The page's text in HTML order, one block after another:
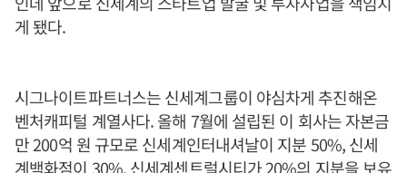
게 됐다.
시그나이트파트너스는 신세계그룹이 야심차게 추진해온
벤처캐피털 계열사다. 올해 7월에 설립된 이 회사는 자본금
만 200억 원 규모로 신세계인터내셔날이 지분 50%, 신세
계백화점이 30%, 신세계센트럴시티가 20%의 지분을 보유